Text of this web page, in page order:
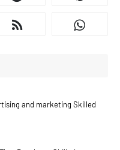
and marketing Skilled